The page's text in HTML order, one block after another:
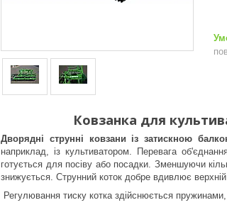
Ковзанка для
Дворядні струнні ковзани із затискною
наприклад, із культиватором. Перевага
готується для посіву або посадки. Зменшуючи
знижується. Струнний коток добре вдивлює
Регулювання тиску котка здійснюється